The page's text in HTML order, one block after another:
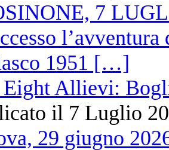
Allievi:
il 7 Luglio